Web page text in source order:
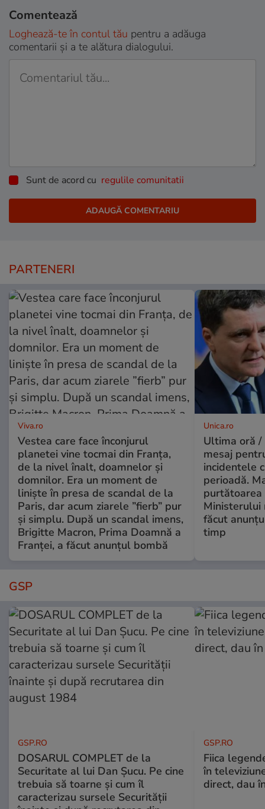
Comentează
Loghează-te în contul tău pentru a adăuga
comentarii și a te alătura dialogului.
Sunt de acord cu regulile comunitatii
PARTENERI
Viva.ro
Vestea care face înconjurul
planetei vine tocmai din Franța,
de la nivel înalt, doamnelor și
domnilor. Era un moment de
liniște în presa de scandal de la
Paris, dar acum ziarele ”fierb” pur
și simplu. După un scandal imens,
Brigitte Macron, Prima Doamnă a
Franței, a făcut anunțul bombă
Unica.ro
Ultima oră /
mesaj
incidentele
perioadă.
purtătoarea
Ministerului
făcut
timp
GSP
GSP.RO
DOSARUL COMPLET de la
Securitate al lui Dan Șucu. Pe cine
trebuia să toarne și cum îl
caracterizau sursele Securității
GSP.RO
Fiica
în
direct, dau